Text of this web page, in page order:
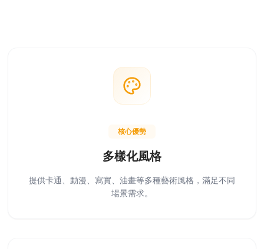
核心優勢
多樣化風格
提供卡通、動漫、寫實、油畫等多種藝術風格，滿足不同
場景需求。